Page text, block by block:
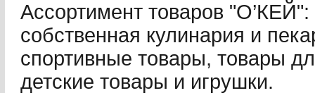
Ассортимент товаров
собственная кулинария и
спортивные товары, товары
детские товары и игрушки.